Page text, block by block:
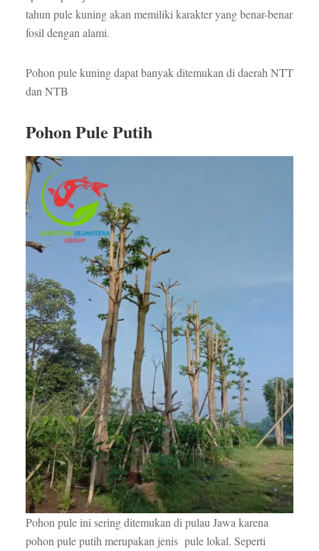
tahun pule kuning akan memiliki karakter yang benar-benar
fosil dengan alami.
Pohon pule kuning dapat banyak ditemukan di daerah NTT
dan NTB
Pohon Pule Putih
Pohon pule ini sering ditemukan di pulau Jawa karena
pohon pule putih merupakan jenis pule lokal. Seperti